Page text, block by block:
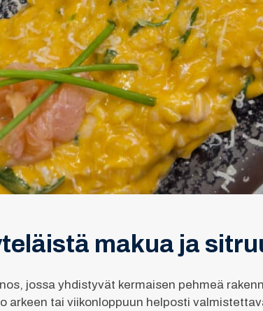
makua ja
jossa yhdistyvät kermaisen pehmeä
arkeen tai viikonloppuun helposti